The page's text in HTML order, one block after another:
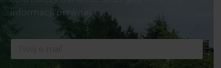
informacji prawnej.
m